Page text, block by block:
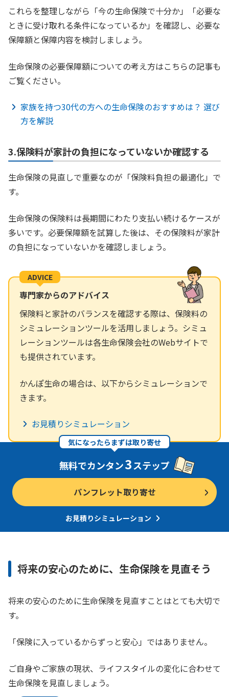
これらを整理しながら「今の生命保険で十分か」「必要な
ときに受け取れる条件になっているか」を確認し、必要な
保障額と保障内容を検討しましょう。
生命保険の必要保障額についての考え方はこちらの記事も
ご覧ください。
家族を持つ30代の方への生命保険のおすすめは？ 選び
方を解説
3.保険料が家計の負担になっていないか確認する
生命保険の見直しで重要なのが「保険料負担の最適化」で
す。
生命保険の保険料は長期間にわたり支払い続けるケースが
多いです。必要保障額を試算した後は、その保険料が家計
の負担になっていないかを確認しましょう。
ADVICE
専門家からのアドバイス
保険料と家計のバランスを確認する際は、保険料の
シミュレーションツールを活用しましょう。シミュ
レーションツールは各生命保険会社のWebサイトで
も提供されています。
かんぽ生命の場合は、以下からシミュレーションで
きます。
お見積りシミュレーション
気になったらまずは取り寄せ
無料でカンタン3ステップ
パンフレット取り寄せ
お見積りシミュレーション
将来の安心のために、生命保険を見直そう
将来の安心のために生命保険を見直すことはとても大切で
す。
「保険に入っているからずっと安心」ではありません。
ご自身やご家族の現状、ライフスタイルの変化に合わせて
生命保険を見直しましょう。